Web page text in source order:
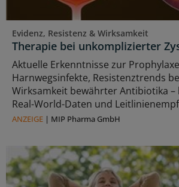
Evidenz, Resistenz & Wirksamkeit
Therapie bei unkomplizierter
Aktuelle Erkenntnisse zur
Harnwegsinfekte, Resistenztrends
Wirksamkeit bewährter Antibiotika –
Real-World-Daten und
ANZEIGE | MIP Pharma GmbH